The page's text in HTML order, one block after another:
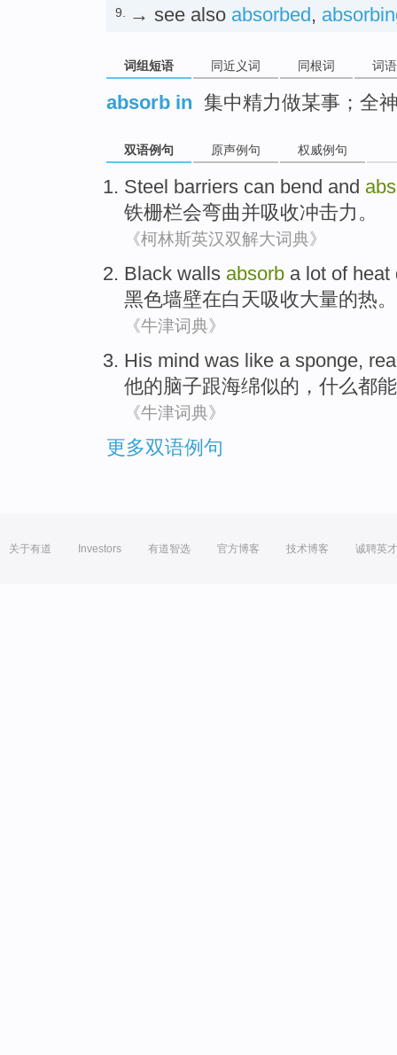
9. → see also absorbed,
词组短语 同近义词 同根词 词
absorb in 集中精力做某事；全
双语例句 原声例句 权威例句
Steel barriers can bend and
铁栅栏会弯曲并吸收冲击力 。
《柯林斯英汉双解大词典》
Black walls absorb a lot of heat
黑色墙壁在白天吸收大量的热。
《牛津词典》
His mind was like a sponge,
他的脑子跟海绵似的 ， 什么都能
《牛津词典》
更多双语例句
关于有道 Investors 有道智选 官方博客 技术博客 诚聘英才